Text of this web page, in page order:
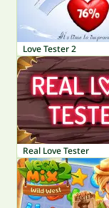
Love Tester 2
Real Love Tester